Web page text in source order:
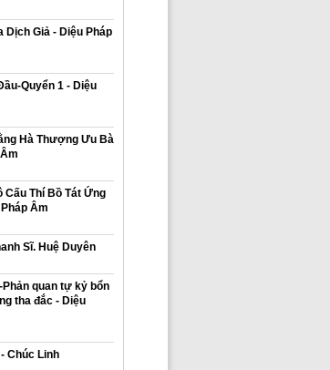
Dịch Giả - Diệu Pháp
Quyển 1 - Diệu
Hà Thượng Ưu Bà
Cấu Thí Bồ Tát Ứng
Âm
Sĩ. Huệ Duyên
quan tự kỷ bổn
tha đắc - Diệu
- Chúc Linh